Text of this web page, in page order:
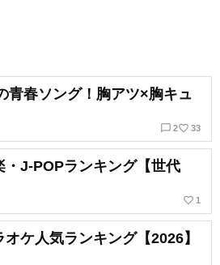
青春ソング！胸アツ×胸キュ
chat_bubble_outline 2favorite_border 33
・J-POPランキング【世代
favorite_border 1
オケ人気ランキング【2026】